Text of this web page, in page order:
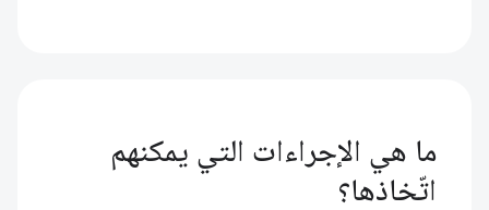
ما هي الإجراءات التي يمكنهم
اتّخاذها؟